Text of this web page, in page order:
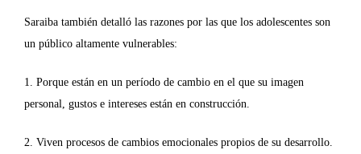
Saraiba también detalló las razones por las que los adolescentes son
un público altamente vulnerables:
1. Porque están en un período de cambio en el que su imagen
personal, gustos e intereses están en construcción.
2. Viven procesos de cambios emocionales propios de su desarrollo.